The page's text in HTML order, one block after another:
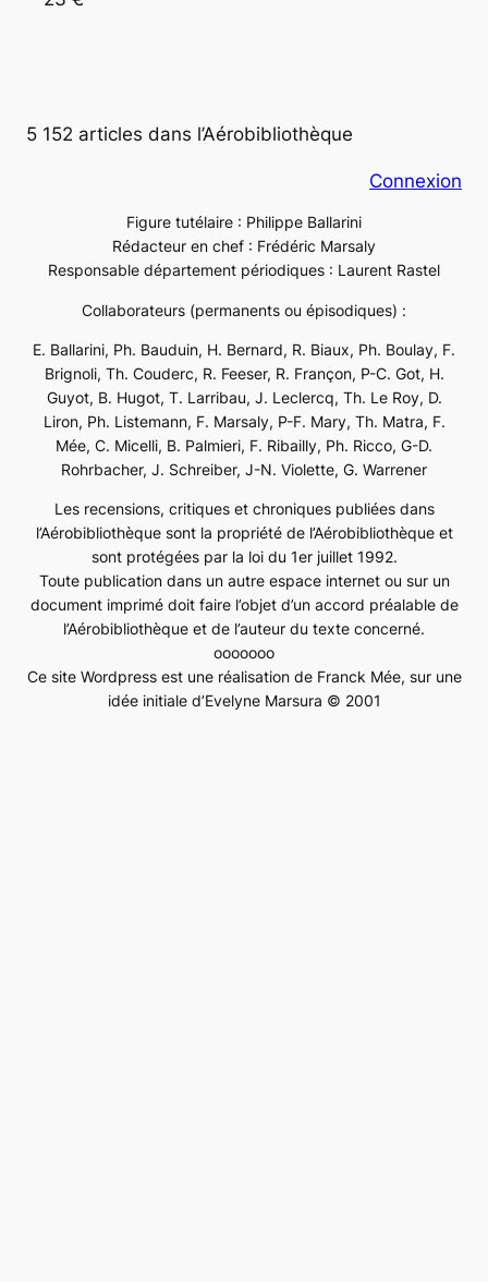
5 152 articles dans l’Aérobibliothèque
Connexion
Figure tutélaire : Philippe Ballarini
Rédacteur en chef : Frédéric Marsaly
Responsable département périodiques : Laurent Rastel
Collaborateurs (permanents ou épisodiques) :
E. Ballarini, Ph. Bauduin, H. Bernard, R. Biaux, Ph. Boulay, F.
Brignoli, Th. Couderc, R. Feeser, R. Françon, P-C. Got, H.
Guyot, B. Hugot, T. Larribau, J. Leclercq, Th. Le Roy, D.
Liron, Ph. Listemann, F. Marsaly, P-F. Mary, Th. Matra, F.
Mée, C. Micelli, B. Palmieri, F. Ribailly, Ph. Ricco, G-D.
Rohrbacher, J. Schreiber, J-N. Violette, G. Warrener
Les recensions, critiques et chroniques publiées dans
l’Aérobibliothèque sont la propriété de l’Aérobibliothèque et
sont protégées par la loi du 1er juillet 1992.
Toute publication dans un autre espace internet ou sur un
document imprimé doit faire l’objet d’un accord préalable de
l’Aérobibliothèque et de l’auteur du texte concerné.
ooooooo
Ce site Wordpress est une réalisation de Franck Mée, sur une
idée initiale d’Evelyne Marsura © 2001